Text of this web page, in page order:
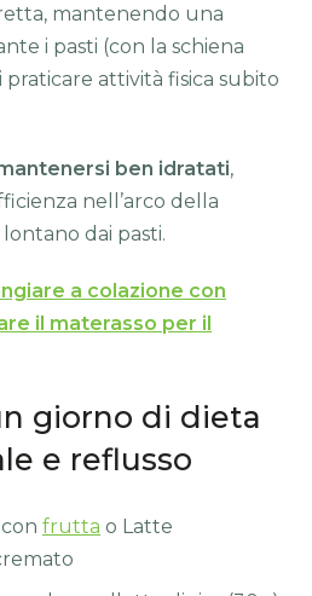
mantenendo una
i pasti (con la schiena
attività fisica subito
ben idratati,
nell’arco della
dai pasti.
a colazione con
il materasso per il
giorno di dieta
e reflusso
frutta o Latte